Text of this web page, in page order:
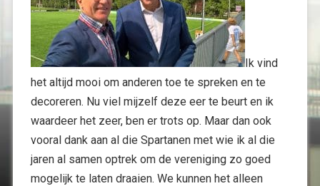
Ik vind
het altijd mooi om anderen toe te spreken en te
decoreren. Nu viel mijzelf deze eer te beurt en ik
waardeer het zeer, ben er trots op. Maar dan ook
vooral dank aan al die Spartanen met wie ik al die
jaren al samen optrek om de vereniging zo goed
mogelijk te laten draaien. We kunnen het alleen